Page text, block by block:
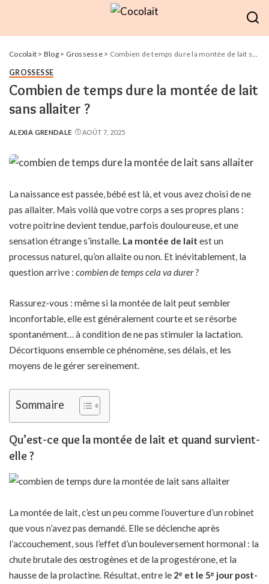
Cocolait > Blog> Grossesse> Combien de temps dure la montée de lait sans allaiter ?
GROSSESSE
Combien de temps dure la montée de lait
sans allaiter ?
POSTED
ALEXIA GRENDALE AOÛT 7, 2025
La naissance est passée, bébé est là, et vous avez choisi de ne
pas allaiter. Mais voilà que votre corps a ses propres plans :
votre poitrine devient tendue, parfois douloureuse, et une
sensation étrange s’installe. La montée de lait est un
processus naturel, qu’on allaite ou non. Et inévitablement, la
question arrive : combien de temps cela va durer ?
Rassurez-vous : même si la montée de lait peut sembler
inconfortable, elle est généralement courte et se résorbe
spontanément… à condition de ne pas stimuler la lactation.
Décortiquons ensemble ce phénomène, ses délais, et les
moyens de le gérer sereinement.
Sommaire
Qu’est-ce que la montée de lait et quand survient-
elle ?
La montée de lait, c’est un peu comme l’ouverture d’un robinet
que vous n’avez pas demandé. Elle se déclenche après
l’accouchement, sous l’effet d’un bouleversement hormonal : la
chute brutale des œstrogènes et de la progestérone, et la
hausse de la prolactine. Résultat, entre le 2ᵉ et le 5ᵉ jour post-